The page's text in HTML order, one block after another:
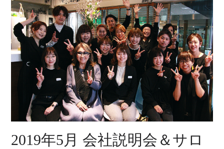
2019年5月 会社説明会＆サロ